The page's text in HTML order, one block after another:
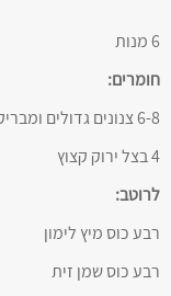
6 מנות
חומרים:
6-8 צנונים גדולים ומבריקים
4 בצל ירוק קצוץ
לרוטב:
רבע כוס מיץ לימון
רבע כוס שמן זית